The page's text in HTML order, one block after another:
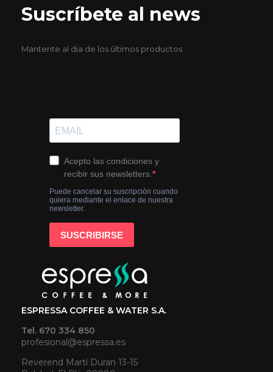
Suscríbete al news
Mantente al dia de los últimos productos
ESPRESSA COFFEE & WATER S.A.
Tel. 670 334 850
profesional@espressa.es
Reverend Martí Duran 13-15